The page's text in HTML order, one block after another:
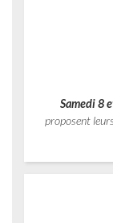
Samedi 8
proposent